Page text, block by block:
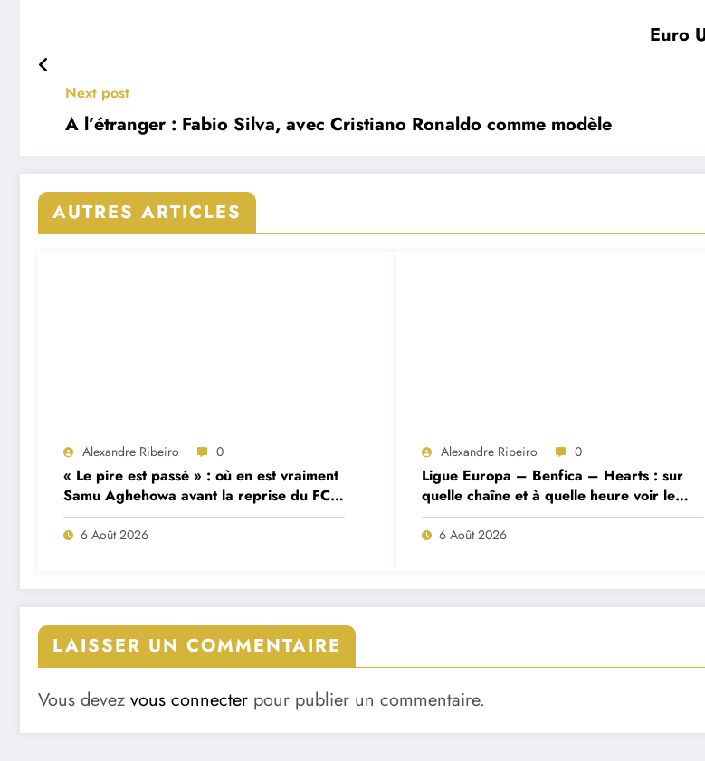
Euro
Next post
A l’étranger : Fabio Silva, avec Cristiano Ronaldo comme modèle
AUTRES ARTICLES
Alexandre Ribeiro 0
« Le pire est passé » : où en est vraiment
Samu Aghehowa avant la reprise du FC
Porto ?
6 Août 2026
Alexandre Ribeiro 0
Ligue Europa – Benfica – Hearts : sur
quelle chaîne et à quelle heure voir le
match ?
6 Août 2026
LAISSER UN COMMENTAIRE
Vous devez vous connecter pour publier un commentaire.